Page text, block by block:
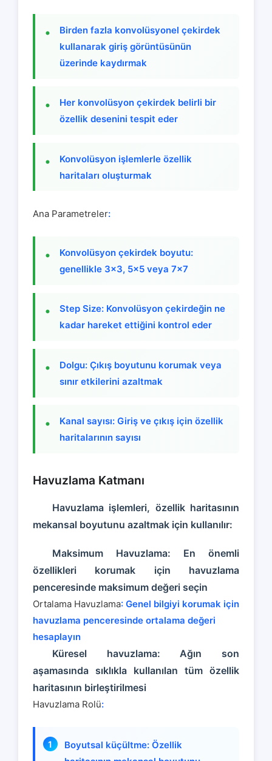
Birden fazla konvolüsyonel çekirdek
kullanarak giriş görüntüsünün
üzerinde kaydırmak
Her konvolüsyon çekirdek belirli bir
özellik desenini tespit eder
Konvolüsyon işlemlerle özellik
haritaları oluşturmak
Ana Parametreler:
Konvolüsyon çekirdek boyutu:
genellikle 3×3, 5×5 veya 7×7
Step Size: Konvolüsyon çekirdeğin ne
kadar hareket ettiğini kontrol eder
Dolgu: Çıkış boyutunu korumak veya
sınır etkilerini azaltmak
Kanal sayısı: Giriş ve çıkış için özellik
haritalarının sayısı
Havuzlama Katmanı
Havuzlama işlemleri, özellik haritasının
mekansal boyutunu azaltmak için kullanılır:
Maksimum Havuzlama: En önemli
özellikleri korumak için havuzlama
penceresinde maksimum değeri seçin
Ortalama Havuzlama: Genel bilgiyi korumak için
havuzlama penceresinde ortalama değeri
hesaplayın
Küresel havuzlama: Ağın son
aşamasında sıklıkla kullanılan tüm özellik
haritasının birleştirilmesi
Havuzlama Rolü:
Boyutsal küçültme: Özellik